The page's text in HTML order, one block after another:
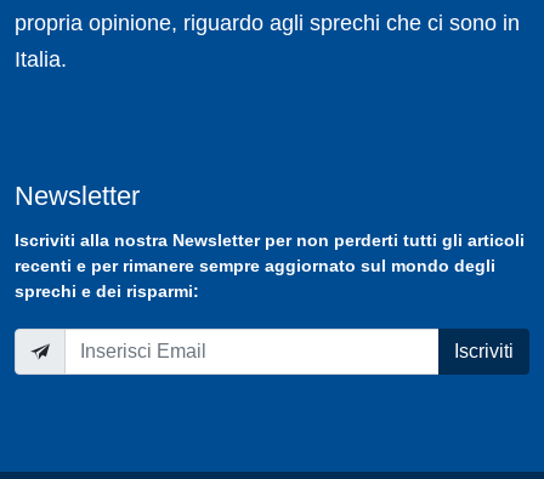
propria opinione, riguardo agli sprechi che ci sono in
Italia.
Newsletter
Iscriviti alla nostra Newsletterper non perderti tutti gli articoli
recenti e per rimanere sempre aggiornato sul mondo degli
sprechi e dei risparmi:
Iscriviti